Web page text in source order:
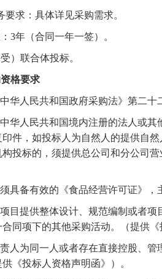
要求： 具体详见采购需求。
3年 （合同一年一签）。
）联合体投标。
格要求
华人民共和国政府采购法》第二十
华人民共和国境内注册的法人或
件，如投标人为自然人的提供自
构投标的，须提供总公司和分公司
具备有效的《食品经营许可证》 ，
目提供整体设计、规范编制或者
合同项下的其他采购活动。（提供《
人为同一人或者存在直接控股、
《投标人资格声明函》）。